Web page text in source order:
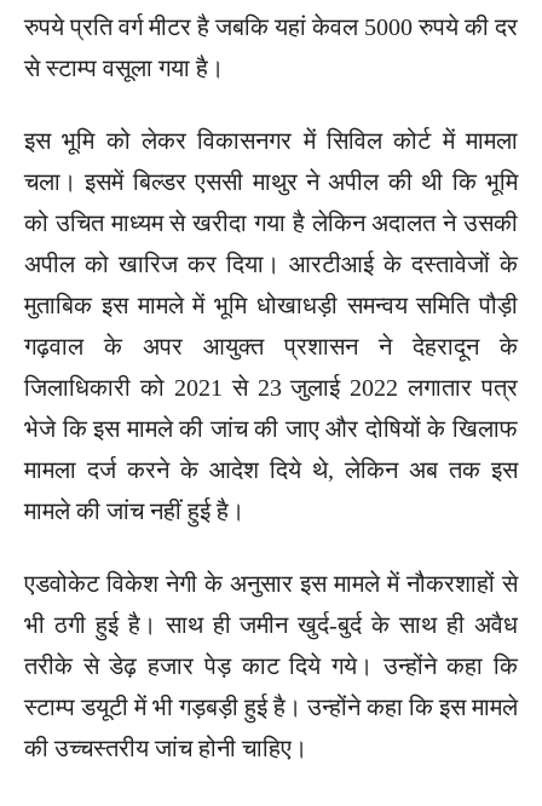
रुपये प्रति वर्ग मीटर है जबकि यहां केवल 5000 रुपये की दर
से स्टाम्प वसूला गया है।
इस भूमि को लेकर विकासनगर में सिविल कोर्ट में मामला
चला। इसमें बिल्डर एससी माथुर ने अपील की थी कि भूमि
को उचित माध्यम से खरीदा गया है लेकिन अदालत ने उसकी
अपील को खारिज कर दिया। आरटीआई के दस्तावेजों के
मुताबिक इस मामले में भूमि धोखाधड़ी समन्वय समिति पौड़ी
गढ़वाल के अपर आयुक्त प्रशासन ने देहरादून के
जिलाधिकारी को 2021 से 23 जुलाई 2022 लगातार पत्र
भेजे कि इस मामले की जांच की जाए और दोषियों के खिलाफ
मामला दर्ज करने के आदेश दिये थे, लेकिन अब तक इस
मामले की जांच नहीं हुई है।
एडवोकेट विकेश नेगी के अनुसार इस मामले में नौकरशाहों से
भी ठगी हुई है। साथ ही जमीन खुर्द-बुर्द के साथ ही अवैध
तरीके से डेढ़ हजार पेड़ काट दिये गये। उन्होंने कहा कि
स्टाम्प डयूटी में भी गड़बड़ी हुई है। उन्होंने कहा कि इस मामले
की उच्चस्तरीय जांच होनी चाहिए।